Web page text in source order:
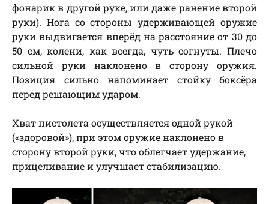
фонарик в другой руке, или даже ранение второй
руки). Нога со стороны удерживающей оружие
руки выдвигается вперёд на расстояние от 30 до
50 см, колени, как всегда, чуть согнуты. Плечо
сильной руки наклонено в сторону оружия.
Позиция сильно напоминает стойку боксёра
перед решающим ударом.
Хват пистолета осуществляется одной рукой
(«здоровой»), при этом оружие наклонено в
сторону второй руки, что облегчает удержание,
прицеливание и улучшает стабилизацию.